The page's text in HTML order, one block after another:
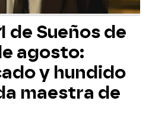
de Sueños de
agosto:
y hundido
maestra de